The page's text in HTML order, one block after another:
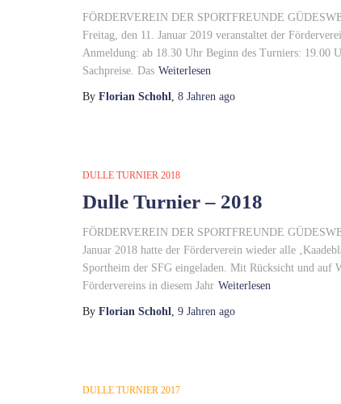
FÖRDERVEREIN DER SPORTFREUNDE
Freitag, den 11. Januar 2019 veranstaltet der
Anmeldung: ab 18.30 Uhr Beginn des Turniers: 19.00
Sachpreise. Das Weiterlesen
By Florian Schohl, 8 Jahren ago
DULLE TURNIER 2018
Dulle Turnier – 2018
FÖRDERVEREIN DER SPORTFREUNDE
Januar 2018 hatte der Förderverein wieder alle
Sportheim der SFG eingeladen. Mit Rücksicht und auf
Fördervereins in diesem Jahr Weiterlesen
By Florian Schohl, 9 Jahren ago
DULLE TURNIER 2017